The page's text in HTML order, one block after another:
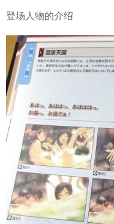
登场人物的介绍